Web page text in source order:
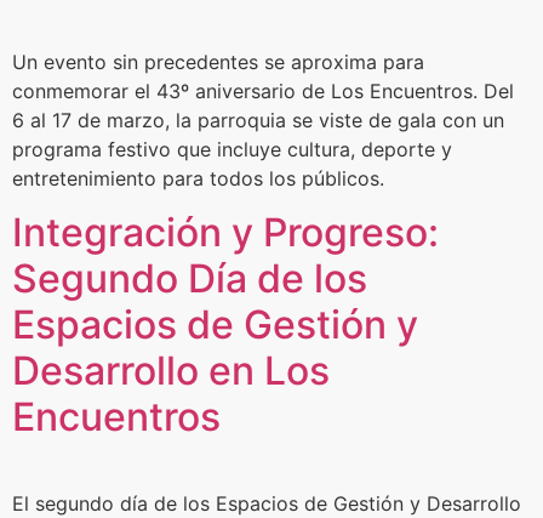
Un evento sin precedentes se aproxima para
conmemorar el 43º aniversario de Los Encuentros. Del
6 al 17 de marzo, la parroquia se viste de gala con un
programa festivo que incluye cultura, deporte y
entretenimiento para todos los públicos.
Integración y Progreso:
Segundo Día de los
Espacios de Gestión y
Desarrollo en Los
Encuentros
El segundo día de los Espacios de Gestión y Desarrollo